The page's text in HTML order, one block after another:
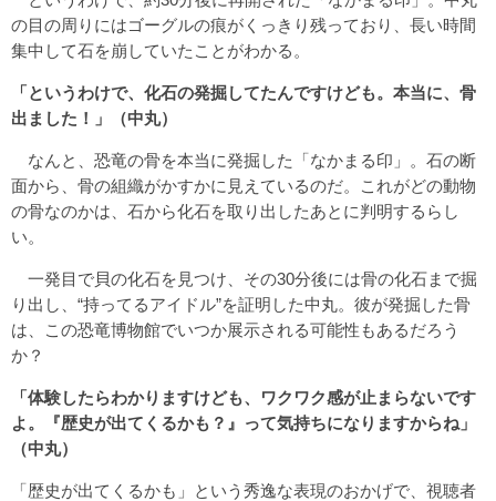
の目の周りにはゴーグルの痕がくっきり残っており、長い時間
集中して石を崩していたことがわかる。
「というわけで、化石の発掘してたんですけども。本当に、骨
出ました！」（中丸）
なんと、恐竜の骨を本当に発掘した「なかまる印」。石の断
面から、骨の組織がかすかに見えているのだ。これがどの動物
の骨なのかは、石から化石を取り出したあとに判明するらし
い。
一発目で貝の化石を見つけ、その30分後には骨の化石まで掘
り出し、“持ってるアイドル”を証明した中丸。彼が発掘した骨
は、この恐竜博物館でいつか展示される可能性もあるだろう
か？
「体験したらわかりますけども、ワクワク感が止まらないです
よ。『歴史が出てくるかも？』って気持ちになりますからね」
（中丸）
「歴史が出てくるかも」という秀逸な表現のおかげで、視聴者